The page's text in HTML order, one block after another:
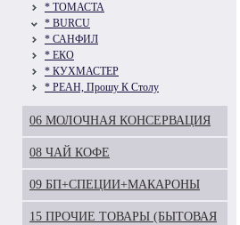
* ТОМАСТА
* BURCU
* САНФИЛ
* ЕКО
* КУХМАСТЕР
* РЕАН, Прошу К Столу
06 МОЛОЧНАЯ КОНСЕРВАЦИЯ
08 ЧАЙ КОФЕ
09 БП+СПЕЦИИ+МАКАРОНЫ
15 ПРОЧИЕ ТОВАРЫ (БЫТОВАЯ